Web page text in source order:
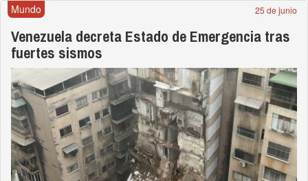
Mundo 25 de junio
Venezuela decreta Estado de Emergencia tras
fuertes sismos